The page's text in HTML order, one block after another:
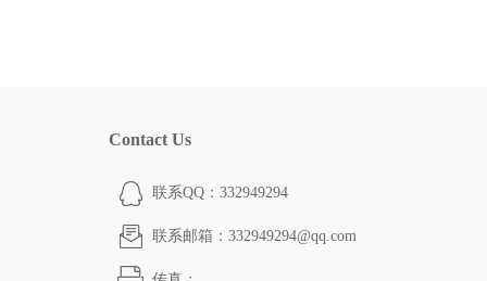
Contact Us
联系QQ：332949294
联系邮箱：332949294@qq.com